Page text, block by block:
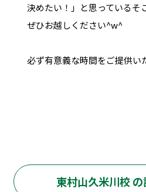
決めたい！」と思っているそ
ぜひお越しください^w^
必ず有意義な時間をご提供い
東村山久米川校